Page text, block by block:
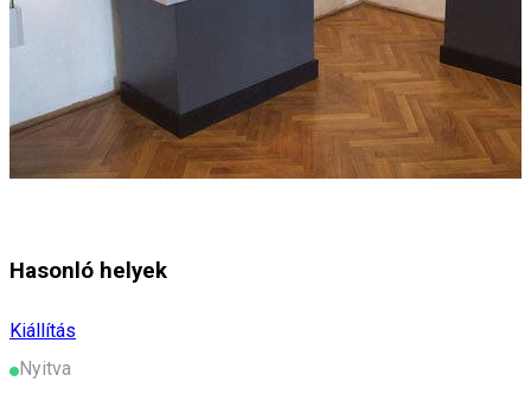
Hasonló helyek
Kiállítás
Nyitva